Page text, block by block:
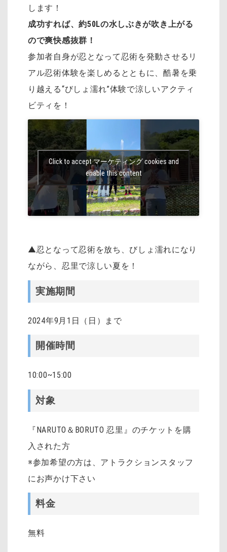
します！
成功すれば、約50Lの水しぶきが吹き上がる
ので爽快感抜群！
参加者自身が忍となって忍術を発動させるリ
アル忍術体験を楽しめるとともに、酷暑を乗
り越える“びしょ濡れ”体験で涼しいアクティ
ビティを！
Click to accept マーケティング cookies and
enable this content
▲忍となって忍術を放ち、びしょ濡れになり
ながら、忍里で涼しい夏を！
実施期間
2024年9月1日（日）まで
開催時間
10:00~15:00
対象
『NARUTO＆BORUTO 忍里』のチケットを購
入された方
※参加希望の方は、アトラクションスタッフ
にお声かけ下さい
料金
無料